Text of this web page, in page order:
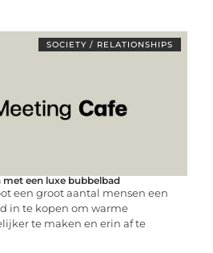
SOCIETY / RELATIONSHIPS
een luxe bubbelbad
een groot aantal mensen een
in te kopen om warme
te maken en erin af te